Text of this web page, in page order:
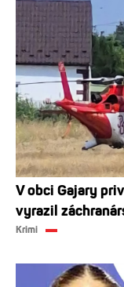
V obci Gajary
vyrazil
Krimi